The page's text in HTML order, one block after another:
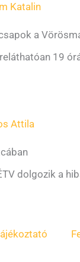
Katalin
a
19
Attila
dolgozik a